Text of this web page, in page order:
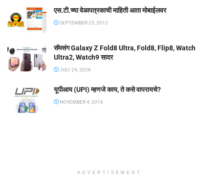
एस.टी.च्या वेळापत्रकाची माहिती आता मोबाईलवर
SEPTEMBER 25, 2012
सॅमसंग Galaxy Z Fold8 Ultra, Fold8, Flip8, Watch
Ultra2, Watch9 सादर
JULY 24, 2026
यूपीआय (UPI) म्हणजे काय, ते कसे वापरायचे?
NOVEMBER 4, 2016
ADVERTISEMENT